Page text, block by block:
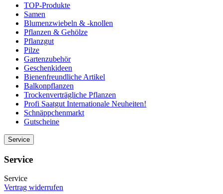
TOP-Produkte
Samen
Blumenzwiebeln & -knollen
Pflanzen & Gehölze
Pflanzgut
Pilze
Gartenzubehör
Geschenkideen
Bienenfreundliche Artikel
Balkonpflanzen
Trockenverträgliche Pflanzen
Profi Saatgut Internationale Neuheiten!
Schnäppchenmarkt
Gutscheine
Service
Service
Service
Vertrag widerrufen